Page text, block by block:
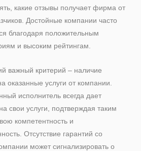
какие отзывы получает фирма от
Достойные компании часто
благодаря положительным
и высоким рейтингам.
важный критерий – наличие
оказанные услуги от компании.
исполнитель всегда дает
свои услуги, подтверждая таким
компетентность и
Отсутствие гарантий со
может сигнализировать о